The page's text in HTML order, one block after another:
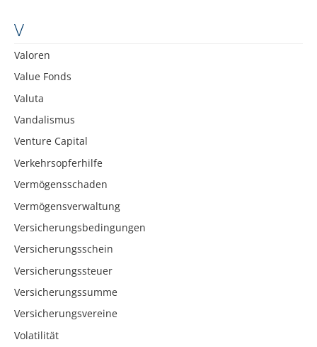
V
Valoren
Value Fonds
Valuta
Vandalismus
Venture Capital
Verkehrsopferhilfe
Vermögensschaden
Vermögensverwaltung
Versicherungsbedingungen
Versicherungsschein
Versicherungssteuer
Versicherungssumme
Versicherungsvereine
Volatilität